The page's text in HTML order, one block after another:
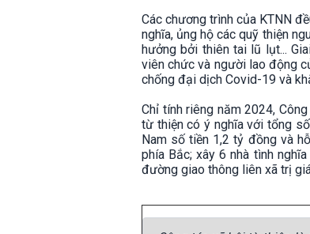
Các chương trình của KTNN
nghĩa, ủng hộ các quỹ thiện
hưởng bởi thiên tai lũ lụt...
viên chức và người lao động
chống đại dịch Covid-19 và
Chỉ tính riêng năm 2024,
từ thiện có ý nghĩa với tổng
Nam số tiền 1,2 tỷ đồng và
phía Bắc; xây 6 nhà tình
đường giao thông liên xã trị